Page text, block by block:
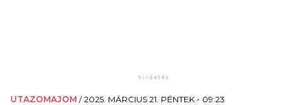
UTAZOMAJOM /2025. MÁRCIUS 21. PÉNTEK - 09:23